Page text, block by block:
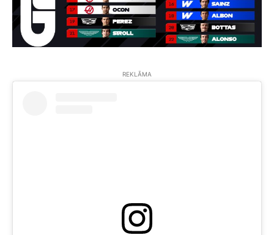
REKLĀMA